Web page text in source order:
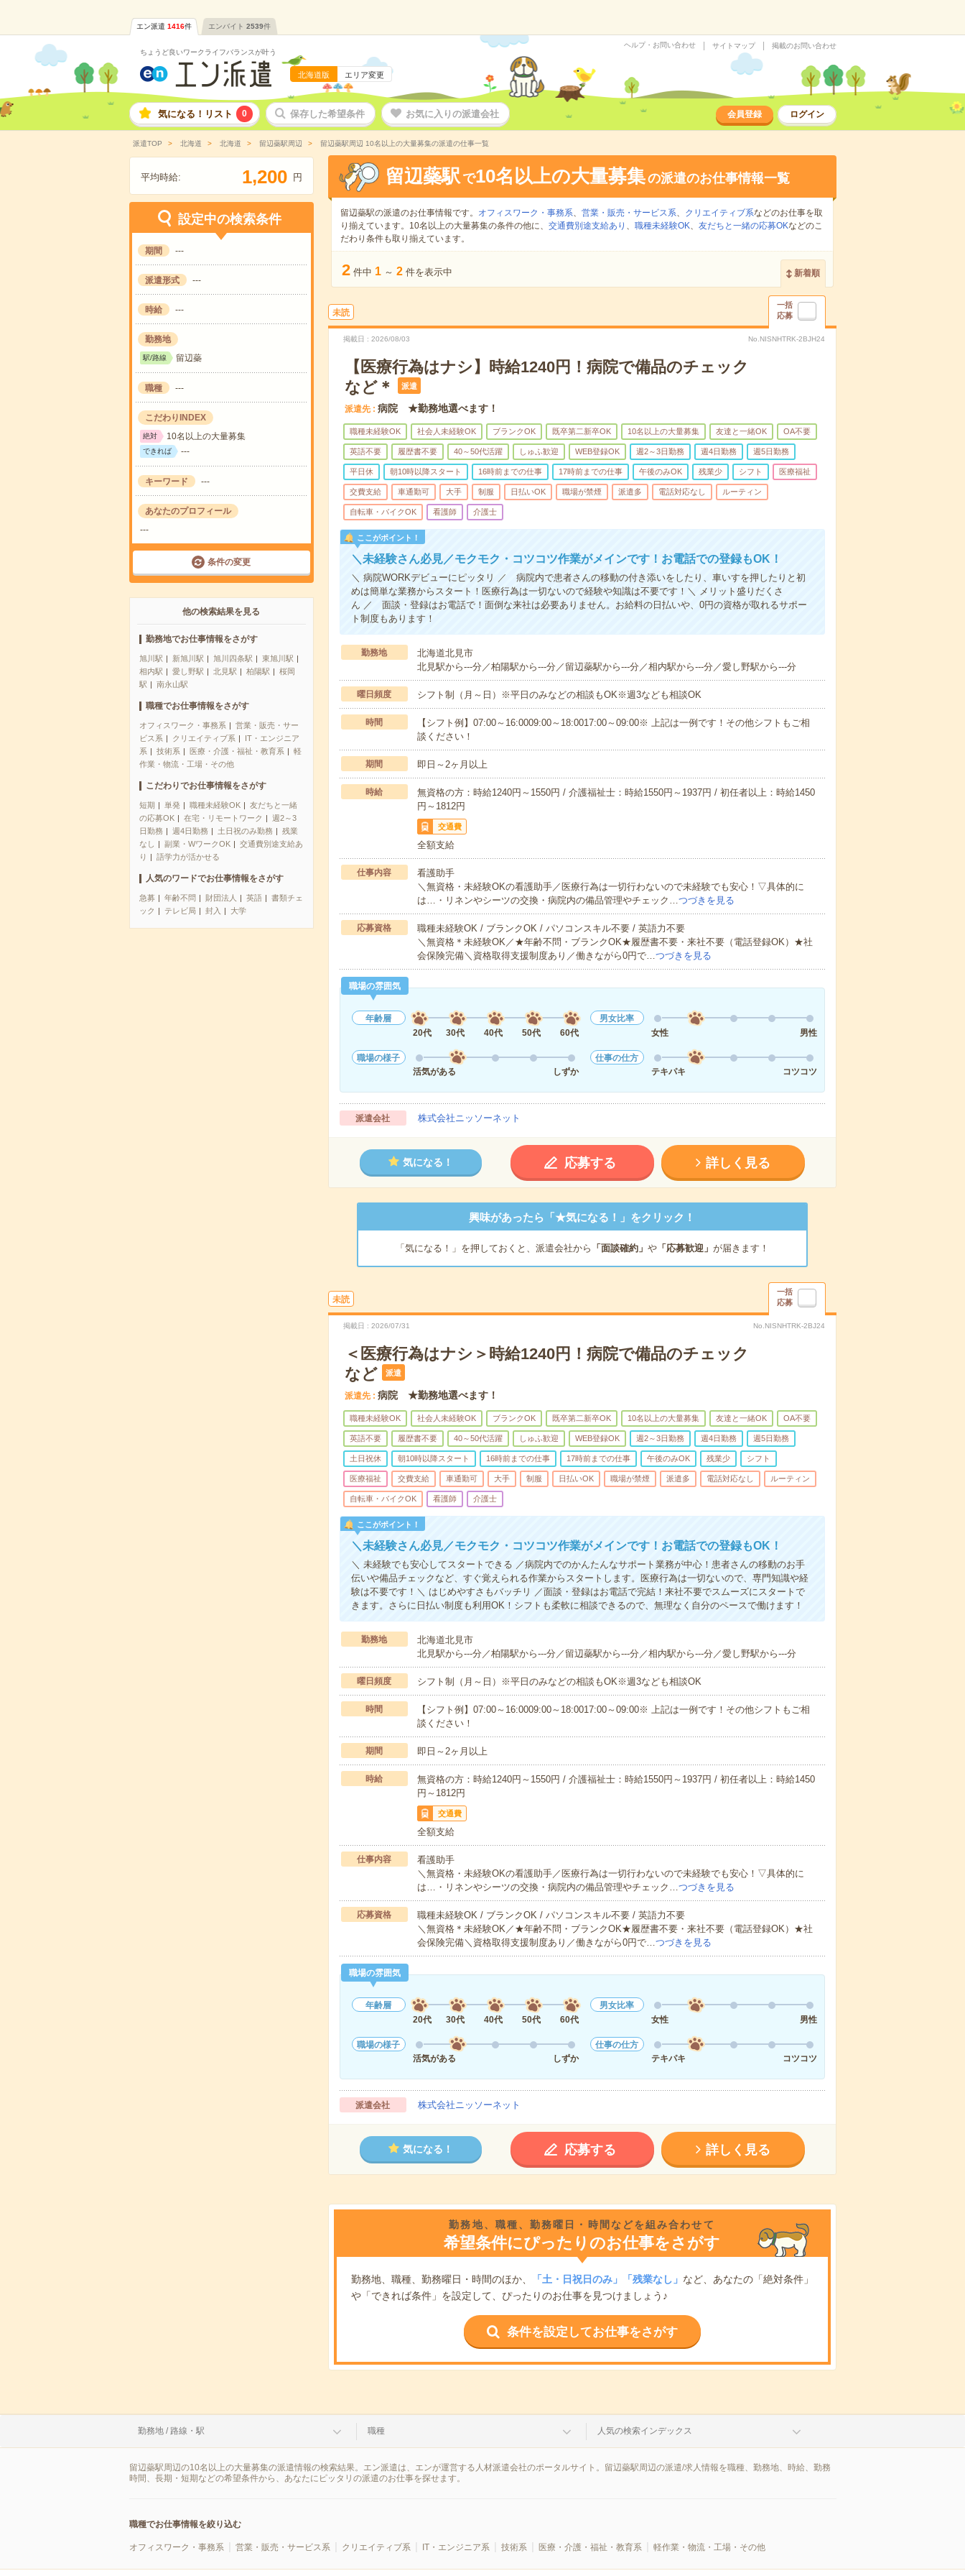
エン派遣 1416件 エンバイト 2539件
ちょうど良いワークライフバランスが叶う
北海道版 エリア変更
ヘルプ・お問い合わせ サイトマップ 掲載のお問い合わせ
気になる！リスト 0 保存した希望条件 お気に入りの派遣会社 会員登録 ログイン
派遣TOP 北海道 北海道 留辺蘂駅周辺 留辺蘂駅周辺 10名以上の大量募集の派遣の仕事一覧
平均時給: 1,200 円
設定中の検索条件
期間 ---
派遣形式 ---
時給 ---
勤務地
駅/路線 留辺蘂
職種 ---
こだわりINDEX
絶対 10名以上の大量募集
できれば ---
キーワード ---
あなたのプロフィール
---
条件の変更
他の検索結果を見る
勤務地でお仕事情報をさがす
旭川駅 新旭川駅 旭川四条駅
東旭川駅
相内駅
愛し野駅 北見駅 柏陽駅
桜岡
駅
南永山駅
職種でお仕事情報をさがす
オフィスワーク・事務系
営業・販売・サー
ビス系
クリエイティブ系
IT・エンジニア
系
技術系 医療・介護・福祉・教育系
軽
作業・物流・工場・その他
こだわりでお仕事情報をさがす
短期 単発 職種未経験OK
友だちと一緒
の応募OK
在宅・リモートワーク
週2～3
日勤務
週4日勤務 土日祝のみ勤務
残業
なし
副業・WワークOK
交通費別途支給あ
り
語学力が活かせる
人気のワードでお仕事情報をさがす
急募 年齢不問 財団法人 英語
書類チェ
ック
テレビ局 封入 大学
留辺蘂駅 で10名以上の大量募集の派遣のお仕事情報一覧
留辺蘂駅の派遣のお仕事情報です。 オフィスワーク・事務系、 営業・販売・サービス系、 クリエイティブ系などのお仕事を取
り揃えています。10名以上の大量募集の条件の他に、 交通費別途支給あり 、 職種未経験OK、 友だちと一緒の応募OKなどのこ
だわり条件も取り揃えています。
2 件中 1 ～ 2 件を表示中 新着順
未読
一括
応募
掲載日 2026/08/03 No.NISNHTRK-2BJH24
【医療行為はナシ】時給1240円！病院で備品のチェック
など＊
派遣
派遣先 病院 ★勤務地選べます！
職種未経験OK 社会人未経験OK ブランクOK 既卒第二新卒OK 10名以上の大量募集 友達と一緒OK OA不要
英語不要 履歴書不要 40～50代活躍 しゅふ歓迎 WEB登録OK 週2～3日勤務 週4日勤務 週5日勤務
平日休 朝10時以降スタート 16時前までの仕事 17時前までの仕事 午後のみOK 残業少 シフト 医療福祉
交費支給 車通勤可 大手 制服 日払いOK 職場が禁煙 派遣多 電話対応なし ルーティン
自転車・バイクOK 看護師 介護士
ここがポイント！
＼未経験さん必見／モクモク・コツコツ作業がメインです！お電話での登録もOK！
＼ 病院WORKデビューにピッタリ ／ 病院内で患者さんの移動の付き添いをしたり、車いすを押したりと初
めは簡単な業務からスタート！医療行為は一切ないので経験や知識は不要です！＼ メリット盛りだくさ
ん ／ 面談・登録はお電話で！面倒な来社は必要ありません。お給料の日払いや、0円の資格が取れるサポー
ト制度もあります！
勤務地
北海道北見市
北見駅から---分／柏陽駅から---分／留辺蘂駅から---分／相内駅から---分／愛し野駅から---分
曜日頻度 シフト制（月～日）※平日のみなどの相談もOK※週3なども相談OK
時間
【シフト例】07:00～16:0009:00～18:0017:00～09:00※ 上記は一例です！その他シフトもご相
談ください！
期間 即日～2ヶ月以上
時給
無資格の方：時給1240円～1550円 / 介護福祉士：時給1550円～1937円 / 初任者以上：時給1450
円～1812円
交通費
全額支給
仕事内容
看護助手
＼無資格・未経験OKの看護助手／医療行為は一切行わないので未経験でも安心！▽具体的に
は…・リネンやシーツの交換・病院内の備品管理やチェック…つづきを見る
応募資格
職種未経験OK / ブランクOK / パソコンスキル不要 / 英語力不要
＼無資格＊未経験OK／★年齢不問・ブランクOK★履歴書不要・来社不要（電話登録OK）★社
会保険完備＼資格取得支援制度あり／働きながら0円で…つづきを見る
職場の雰囲気
年齢層
20代
30代 40代 50代 60代
男女比率
女性
男性
職場の様子
活気がある
しずか
仕事の仕方
テキパキ
コツコツ
派遣会社 株式会社ニッソーネット
気になる！ 応募する 詳しく見る
興味があったら「★気になる！」をクリック！
「気になる！」を押しておくと、派遣会社から 「面談確約」 や「応募歓迎」 が届きます！
未読
一括
応募
掲載日 2026/07/31 No.NISNHTRK-2BJ24
＜医療行為はナシ＞時給1240円！病院で備品のチェック
など
派遣
派遣先 病院 ★勤務地選べます！
職種未経験OK 社会人未経験OK ブランクOK 既卒第二新卒OK 10名以上の大量募集 友達と一緒OK OA不要
英語不要 履歴書不要 40～50代活躍 しゅふ歓迎 WEB登録OK 週2～3日勤務 週4日勤務 週5日勤務
土日祝休 朝10時以降スタート 16時前までの仕事 17時前までの仕事 午後のみOK 残業少 シフト
医療福祉 交費支給 車通勤可 大手 制服 日払いOK 職場が禁煙 派遣多 電話対応なし ルーティン
自転車・バイクOK 看護師 介護士
ここがポイント！
＼未経験さん必見／モクモク・コツコツ作業がメインです！お電話での登録もOK！
＼ 未経験でも安心してスタートできる ／病院内でのかんたんなサポート業務が中心！患者さんの移動のお手
伝いや備品チェックなど、すぐ覚えられる作業からスタートします。医療行為は一切ないので、専門知識や経
験は不要です！＼ はじめやすさもバッチリ ／面談・登録はお電話で完結！来社不要でスムーズにスタートで
きます。さらに日払い制度も利用OK！シフトも柔軟に相談できるので、無理なく自分のペースで働けます！
勤務地
北海道北見市
北見駅から---分／柏陽駅から---分／留辺蘂駅から---分／相内駅から---分／愛し野駅から---分
曜日頻度 シフト制（月～日）※平日のみなどの相談もOK※週3なども相談OK
時間
【シフト例】07:00～16:0009:00～18:0017:00～09:00※ 上記は一例です！その他シフトもご相
談ください！
期間 即日～2ヶ月以上
時給
無資格の方：時給1240円～1550円 / 介護福祉士：時給1550円～1937円 / 初任者以上：時給1450
円～1812円
交通費
全額支給
仕事内容
看護助手
＼無資格・未経験OKの看護助手／医療行為は一切行わないので未経験でも安心！▽具体的に
は…・リネンやシーツの交換・病院内の備品管理やチェック…つづきを見る
応募資格
職種未経験OK / ブランクOK / パソコンスキル不要 / 英語力不要
＼無資格＊未経験OK／★年齢不問・ブランクOK★履歴書不要・来社不要（電話登録OK）★社
会保険完備＼資格取得支援制度あり／働きながら0円で…つづきを見る
職場の雰囲気
年齢層
20代
30代 40代 50代 60代
男女比率
女性
男性
職場の様子
活気がある
しずか
仕事の仕方
テキパキ
コツコツ
派遣会社 株式会社ニッソーネット
気になる！ 応募する 詳しく見る
勤務地、職種、勤務曜日・時間などを組み合わせて
希望条件にぴったりのお仕事をさがす
勤務地、職種、勤務曜日・時間のほか、 「土・日祝日のみ」「残業なし」 など、あなたの「絶対条件」
や「できれば条件」を設定して、ぴったりのお仕事を見つけましょう♪
条件を設定してお仕事をさがす
勤務地 / 路線・駅 職種 人気の検索インデックス
留辺蘂駅周辺の10名以上の大量募集の派遣情報の検索結果。エン派遣は、エンが運営する人材派遣会社のポータルサイト。留辺蘂駅周辺の派遣/求人情報を職種、勤務地、時給、勤務
時間、長期・短期などの希望条件から、あなたにピッタリの派遣のお仕事を探せます。
職種でお仕事情報を絞り込む
オフィスワーク・事務系 営業・販売・サービス系 クリエイティブ系 IT・エンジニア系 技術系 医療・介護・福祉・教育系 軽作業・物流・工場・その他